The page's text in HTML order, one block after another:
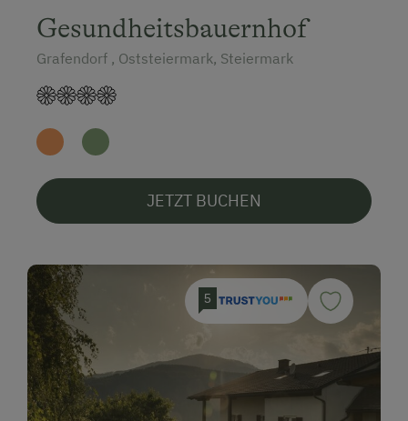
Gesundheitsbauernhof
Grafendorf , Oststeiermark, Steiermark
JETZT BUCHEN
5